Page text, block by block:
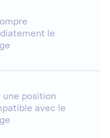
le
une position
avec le